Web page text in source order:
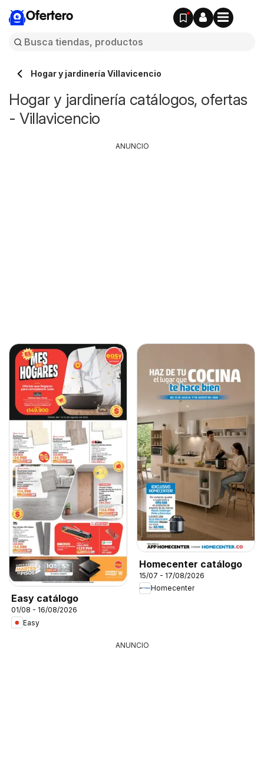
Ofertero
Hogar y jardinería Villavicencio
Hogar y jardinería catálogos, ofertas
- Villavicencio
Easy catálogo
01/08 - 16/08/2026
Easy
Homecenter catálogo
15/07 - 17/08/2026
Homecenter
ANUNCIO
ANUNCIO